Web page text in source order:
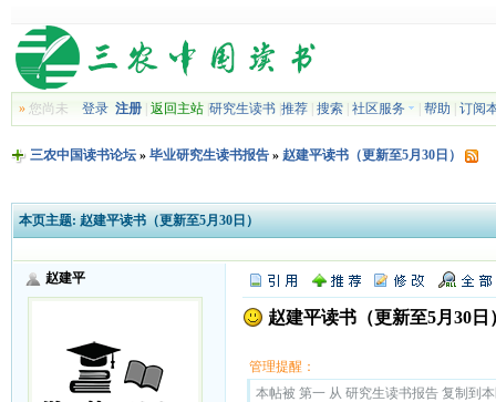
»您尚未 登录 注册| 返回主站| 研究生读书| 推荐| 搜索| 社区服务 帮助 订阅
三农中国读书论坛» 毕业研究生读书报告» 赵建平读书（更新至5月30日）
本页主题: 赵建平读书（更新至5月30日）
赵建平
赵建平读书（更新至5月30日
管理提醒：
本帖被 第一 从 研究生读书报告 复制到